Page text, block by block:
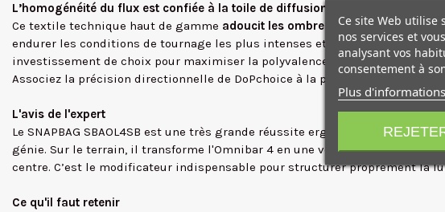
L’homogénéité du flux est confiée à la toile de diffusion SNAPCLOTH™ incluse
Ce textile technique haut de gamme adoucit les ombres de manière très
endurer les conditions de tournage les plus intenses et les manipulations
investissement de choix pour maximiser la polyvalence et la rapidité
Associez la précision directionnelle de DoPchoice à la puissance de votre
L'avis de l'expert
Le SNAPBAG SBAOL4SB est une très grande réussite ergonomique.
génie. Sur le terrain, il transforme l'Omnibar 4 en une véritable fenêtre de
centre. C’est le modificateur indispensable pour structurer proprement la
Ce qu'il faut retenir
Ce site Web utilise
nos services et
analysant vos
consentement à
Plus d'informations